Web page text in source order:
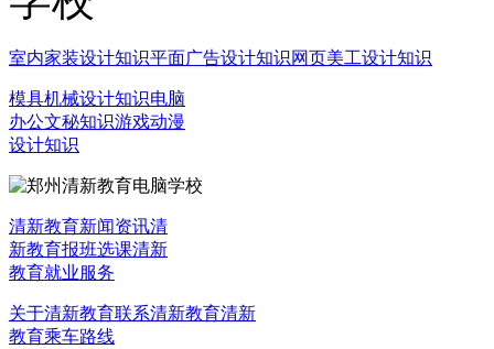
室内家装设计知识平面广告设计知识网页美工设计知识
模具机械设计知识电脑
办公文秘知识游戏动漫
设计知识
清新教育新闻资讯清
新教育报班选课清新
教育就业服务
关于清新教育联系清新教育清新
教育乘车路线